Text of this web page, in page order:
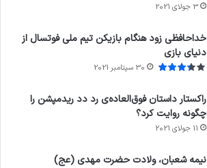
3 جولای 2021
خداحافظی زود هنگام بازیکن تیم ملی فوتسال از
دنیای بازی
30 سپتامبر 2021
راکستار داستان فوق‌العاده‌ی رد دد ریدمپشن را
چگونه روایت کرد؟
11 جولای 2021
نیمه شعبان، ولادت حضرت مهدی (عج)